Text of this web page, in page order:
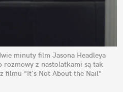
minuty film Jasona Headleya
rozmowy z nastolatkami są tak
filmu "It's Not About the Nail"